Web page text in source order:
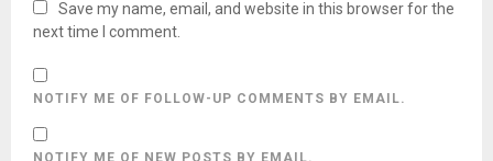
Save my name, email, and website in this browser for the
next time I comment.
NOTIFY ME OF FOLLOW-UP COMMENTS BY EMAIL.